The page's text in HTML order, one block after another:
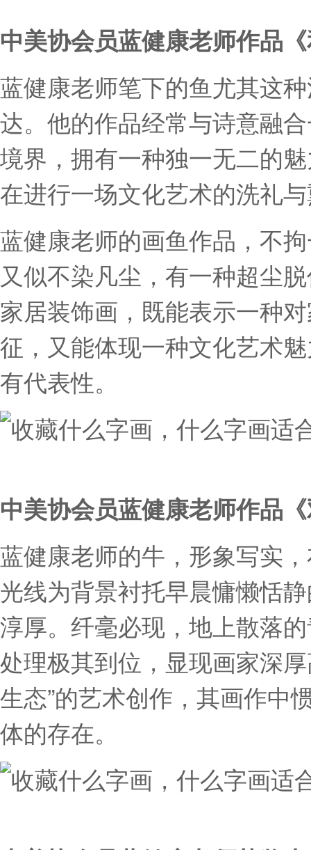
中美协会员蓝健康老师作品
蓝健康老师笔下的鱼尤其这
达。他的作品经常与诗意融
境界，拥有一种独一无二的
在进行一场文化艺术的洗礼
蓝健康老师的画鱼作品，不
又似不染凡尘，有一种超尘
家居装饰画，既能表示一种
征，又能体现一种文化艺术
有代表性。
中美协会员蓝健康老师作品
蓝健康老师的牛，形象写实
光线为背景衬托早晨慵懒恬
淳厚。纤毫必现，地上散落
处理极其到位，显现画家深
生态”的艺术创作，其画作中
体的存在。